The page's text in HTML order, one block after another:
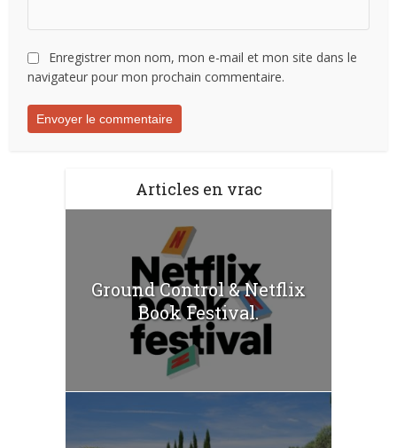
Enregistrer mon nom, mon e-mail et mon site dans le
navigateur pour mon prochain commentaire.
Articles en vrac
Ground Control & Netflix
Book Festival.